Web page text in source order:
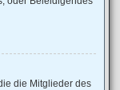
die Mitglieder des